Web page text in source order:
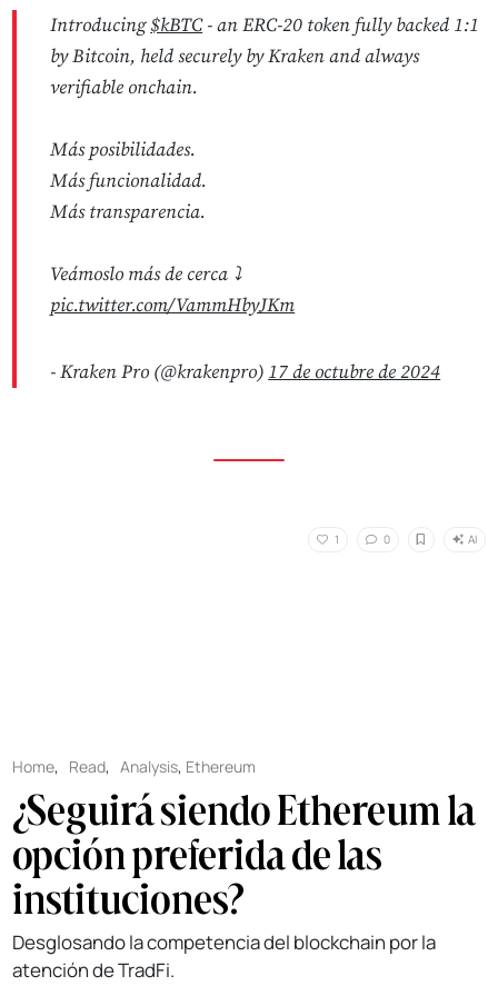
Introducing$kBTC- an ERC-20 token fully backed 1:1
by Bitcoin, held securely by Kraken and always
verifiable onchain.
Más posibilidades.
Más funcionalidad.
Más transparencia.
Veámoslo más de cerca ⤵️
pic.twitter.com/VammHbyJKm
- Kraken Pro (@krakenpro) 17 de octubre de 2024
1 0 AI
Home, Read,Analysis, Ethereum
¿Seguirá siendo Ethereum la
opción preferida de las
instituciones?
Desglosando la competencia del blockchain por la
atención de TradFi.